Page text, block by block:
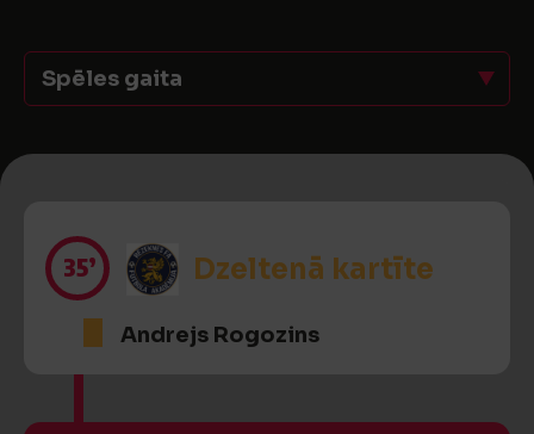
Spēles gaita
35’ Dzeltenā kartīte
Andrejs Rogozins